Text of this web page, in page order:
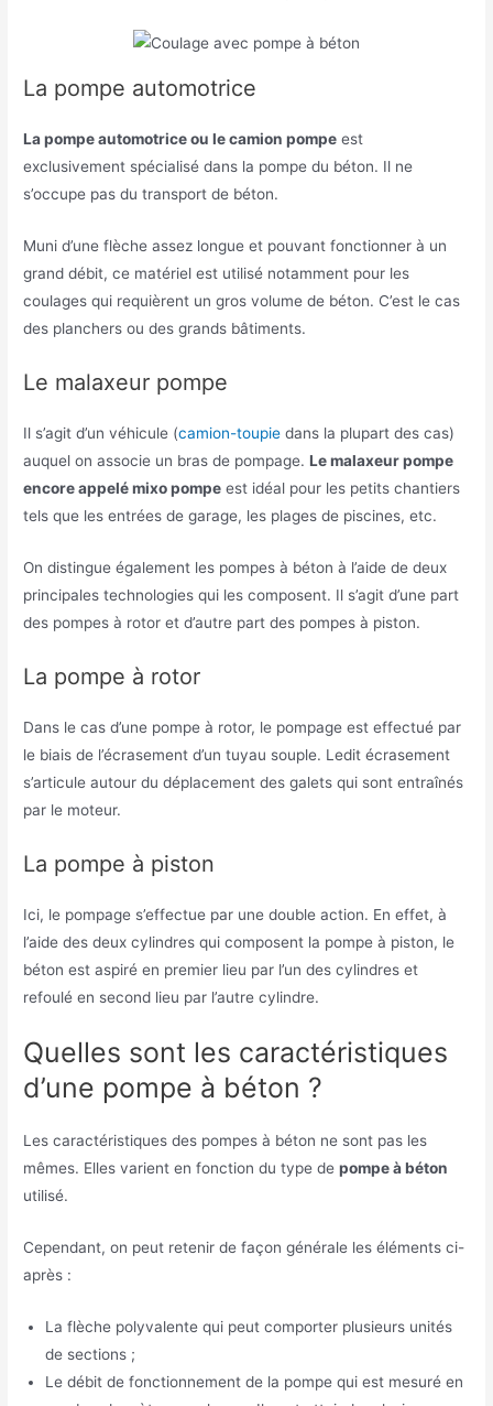
La pompe automotrice
La pompe automotrice ou le camion pompe est
exclusivement spécialisé dans la pompe du béton. Il ne
s’occupe pas du transport de béton.
Muni d’une flèche assez longue et pouvant fonctionner à un
grand débit, ce matériel est utilisé notamment pour les
coulages qui requièrent un gros volume de béton. C’est le cas
des planchers ou des grands bâtiments.
Le malaxeur pompe
Il s’agit d’un véhicule (camion-toupie dans la plupart des cas)
auquel on associe un bras de pompage.Le malaxeur pompe
encore appelé mixo pompe est idéal pour les petits chantiers
tels que les entrées de garage, les plages de piscines, etc.
On distingue également les pompes à béton à l’aide de deux
principales technologies qui les composent. Il s’agit d’une part
des pompes à rotor et d’autre part des pompes à piston.
La pompe à rotor
Dans le cas d’une pompe à rotor, le pompage est effectué par
le biais de l’écrasement d’un tuyau souple. Ledit écrasement
s’articule autour du déplacement des galets qui sont entraînés
par le moteur.
La pompe à piston
Ici, le pompage s’effectue par une double action. En effet, à
l’aide des deux cylindres qui composent la pompe à piston, le
béton est aspiré en premier lieu par l’un des cylindres et
refoulé en second lieu par l’autre cylindre.
Quelles sont les caractéristiques
d’une pompe à béton ?
Les caractéristiques des pompes à béton ne sont pas les
mêmes. Elles varient en fonction du type depompe à béton
utilisé.
Cependant, on peut retenir de façon générale les éléments ci-
après :
La flèche polyvalente qui peut comporter plusieurs unités
de sections ;
Le débit de fonctionnement de la pompe qui est mesuré en